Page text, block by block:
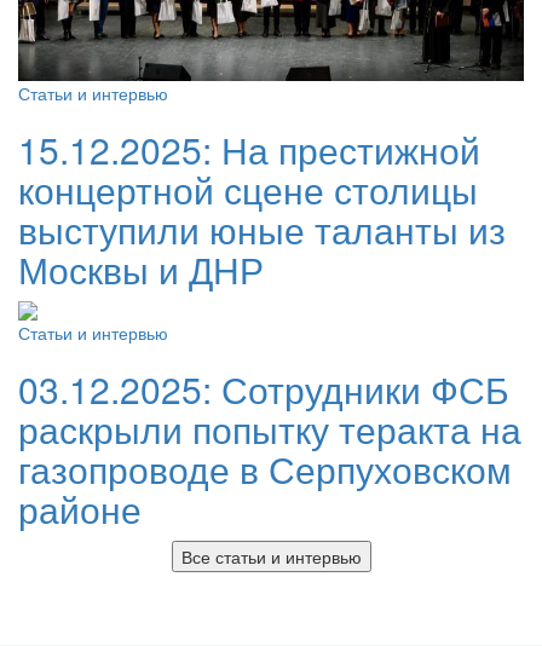
Статьи и интервью
15.12.2025: На престижной
концертной сцене столицы
выступили юные таланты из
Москвы и ДНР
Статьи и интервью
03.12.2025: Сотрудники ФСБ
раскрыли попытку теракта на
газопроводе в Серпуховском
районе
Все статьи и интервью